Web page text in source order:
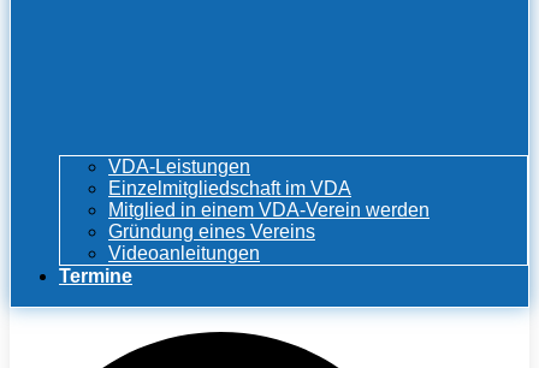
VDA-Leistungen
Einzelmitgliedschaft im VDA
Mitglied in einem VDA-Verein werden
Gründung eines Vereins
Videoanleitungen
Termine